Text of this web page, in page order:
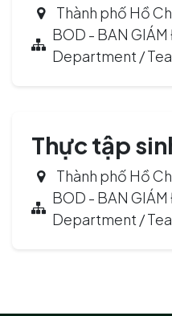
Thành phố Hồ
BOD - BAN
Department /
Thực tập
Thành phố Hồ
BOD - BAN
Department /